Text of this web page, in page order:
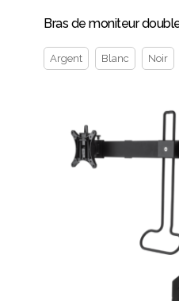
Bras de moniteur
Argent Blanc Noir